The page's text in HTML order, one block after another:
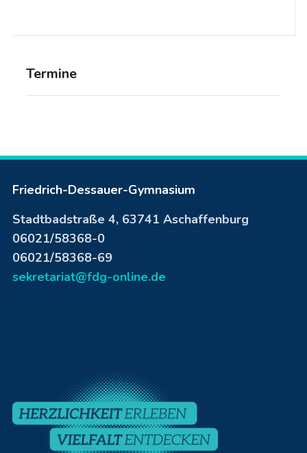
Termine
Friedrich-Dessauer-Gymnasium
Stadtbadstraße 4, 63741 Aschaffenburg
06021/58368-0
06021/58368-69
sekretariat@fdg-online.de